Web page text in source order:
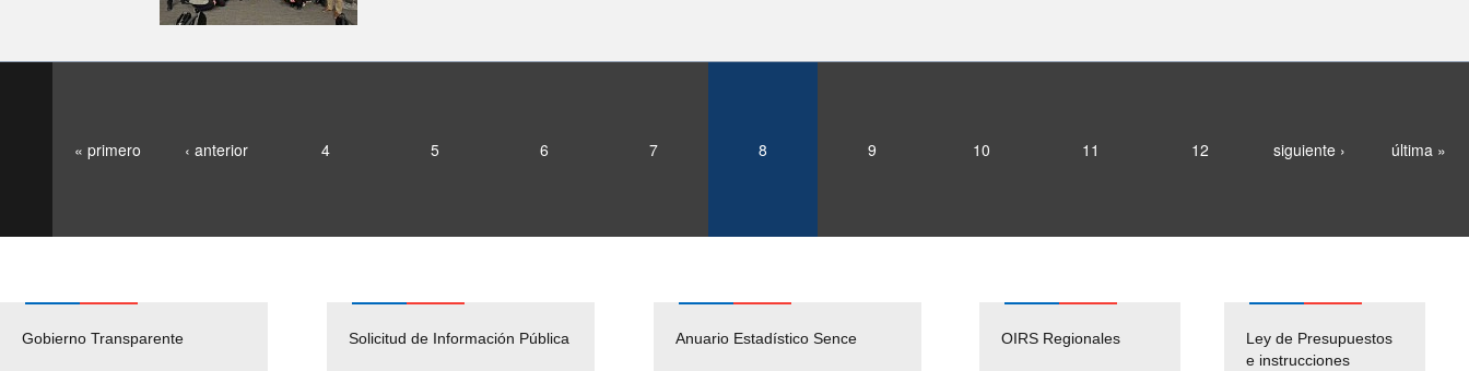
« primero ‹ anterior 4 5 6 7 8 9 10 11 12 siguiente › última »
Gobierno Transparente Solicitud de Información Pública Anuario Estadístico Sence
Pago Proveedores
Empleos Públicos
Solicitud Audiencias y
OIRS Regionales
Ley de Presupuestos
e instrucciones